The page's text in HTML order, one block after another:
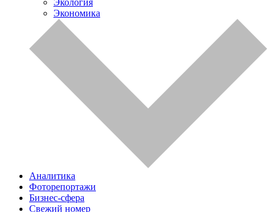
Экономика
Аналитика
Фоторепортажи
Бизнес-сфера
Свежий номер